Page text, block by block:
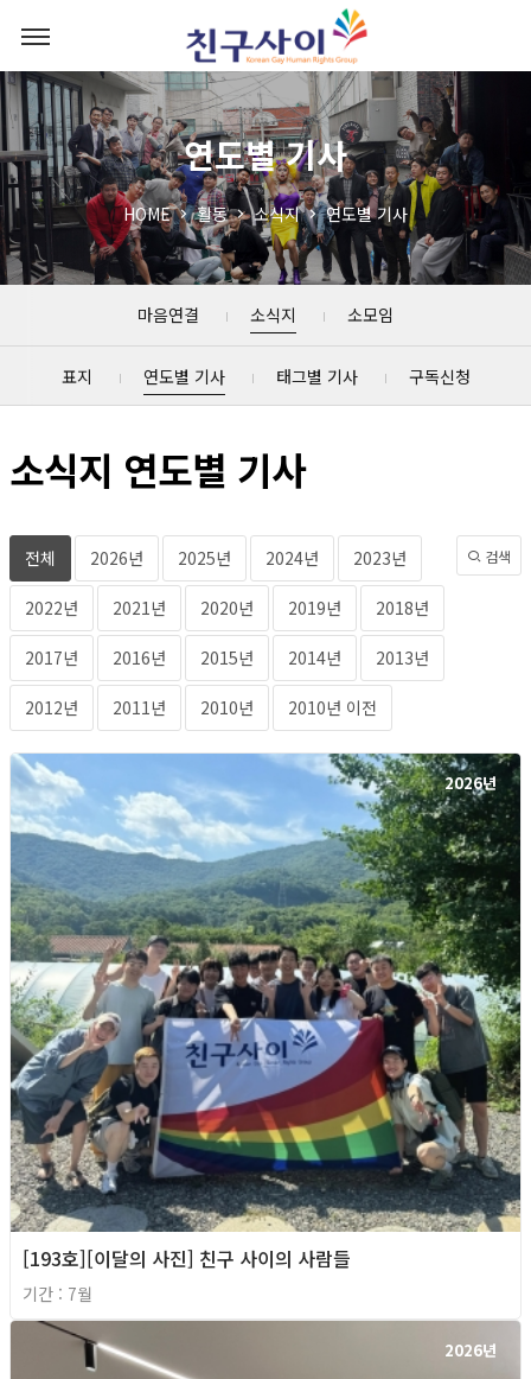
연도별 기사
HOME 활동 소식지 연도별 기사
마음연결 소식지 소모임
표지 연도별 기사 태그별 기사 구독신청
소식지 연도별 기사
전체 2026년 2025년 2024년 2023년
2022년 2021년 2020년 2019년 2018년
2017년 2016년 2015년 2014년 2013년
2012년 2011년 2010년 2010년 이전
검색
2026년
[193호][이달의 사진] 친구 사이의 사람들
기간 : 7월
2026년